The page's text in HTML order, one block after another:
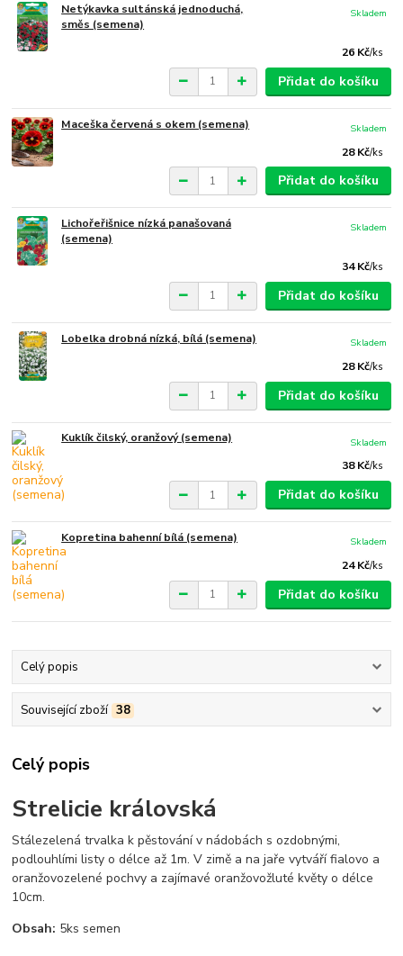
Netýkavka sultánská jednoduchá,
směs (semena)
26 Kč/ks
Skladem
Přidat do košíku
Maceška červená s okem (semena)
28 Kč/ks
Skladem
Přidat do košíku
Lichořeřišnice nízká panašovaná
(semena)
34 Kč/ks
Skladem
Přidat do košíku
Lobelka drobná nízká, bílá (semena)
28 Kč/ks
Skladem
Přidat do košíku
Kuklík čilský, oranžový (semena)
38 Kč/ks
Skladem
Přidat do košíku
Kopretina bahenní bílá (semena)
24 Kč/ks
Skladem
Přidat do košíku
Celý popis
Související zboží 38
Celý popis
Strelicie královská
Stálezelená trvalka k pěstování v nádobách s ozdobnými,
podlouhlími listy o délce až 1m. V zimě a na jaře vytváří fialovo a
oranžovozelené pochvy a zajímavé oranžovožluté květy o délce
10cm.
Obsah: 5ks semen